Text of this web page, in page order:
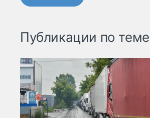
Публикации по теме